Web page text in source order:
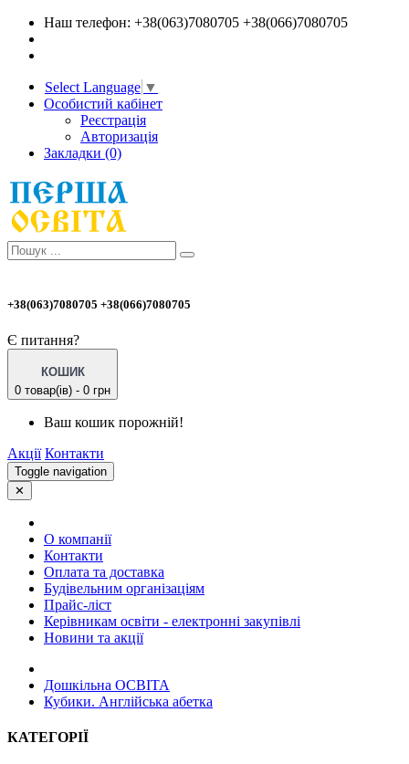
Наш телефон: +38(063)7080705 +38(066)7080705
Select Language ▼
Особистий кабінет
Реєстрація
Авторизація
Закладки (0)
+38(063)7080705 +38(066)7080705
Є питання?
КОШИК
0 товар(ів) - 0 грн
Ваш кошик порожній!
Акції Контакти
Toggle navigation
✕
О компанії
Контакти
Оплата та доставка
Будівельним організаціям
Прайс-ліст
Керівникам освіти - електронні закупівлі
Новини та акції
Дошкільна ОСВIТА
Кубики. Англійська абетка
КАТЕГОРІЇ